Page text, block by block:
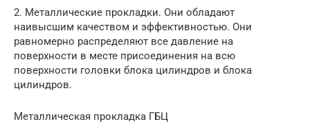
2. Металлические прокладки. Они обладают
наивысшим качеством и эффективностью. Они
равномерно распределяют все давление на
поверхности в месте присоединения на всю
поверхности головки блока цилиндров и блока
цилиндров.
Металлическая прокладка ГБЦ